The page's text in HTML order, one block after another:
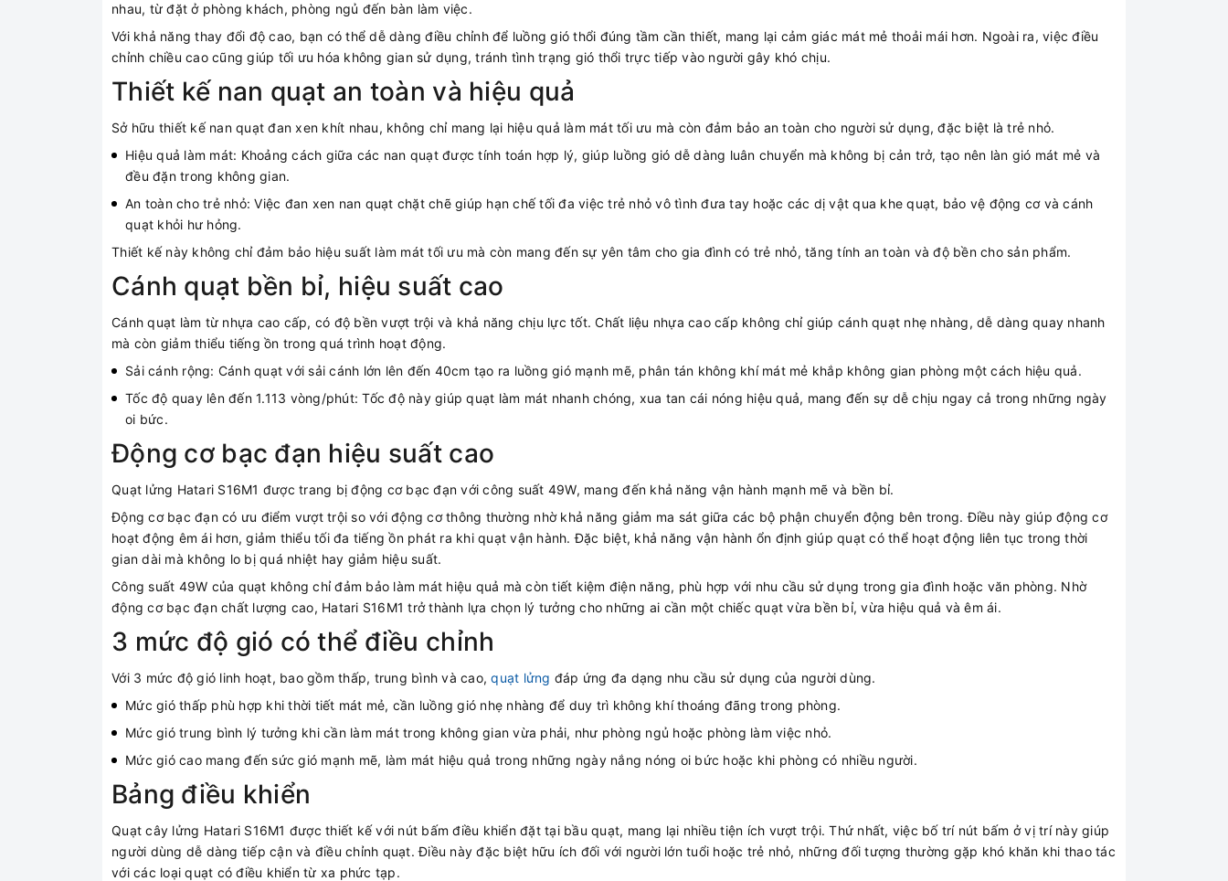
nhau, từ đặt ở phòng khách, phòng ngủ đến bàn làm việc.
Với khả năng thay đổi độ cao, bạn có thể dễ dàng điều chỉnh để luồng gió thổi đúng tầm cần thiết, mang lại cảm giác mát mẻ thoải mái hơn. Ngoài ra, việc điều
chỉnh chiều cao cũng giúp tối ưu hóa không gian sử dụng, tránh tình trạng gió thổi trực tiếp vào người gây khó chịu.
Thiết kế nan quạt an toàn và hiệu quả
Sở hữu thiết kế nan quạt đan xen khít nhau, không chỉ mang lại hiệu quả làm mát tối ưu mà còn đảm bảo an toàn cho người sử dụng, đặc biệt là trẻ nhỏ.
Hiệu quả làm mát: Khoảng cách giữa các nan quạt được tính toán hợp lý, giúp luồng gió dễ dàng luân chuyển mà không bị cản trở, tạo nên làn gió mát mẻ và
đều đặn trong không gian.
An toàn cho trẻ nhỏ: Việc đan xen nan quạt chặt chẽ giúp hạn chế tối đa việc trẻ nhỏ vô tình đưa tay hoặc các dị vật qua khe quạt, bảo vệ động cơ và cánh
quạt khỏi hư hỏng.
Thiết kế này không chỉ đảm bảo hiệu suất làm mát tối ưu mà còn mang đến sự yên tâm cho gia đình có trẻ nhỏ, tăng tính an toàn và độ bền cho sản phẩm.
Cánh quạt bền bỉ, hiệu suất cao
Cánh quạt làm từ nhựa cao cấp, có độ bền vượt trội và khả năng chịu lực tốt. Chất liệu nhựa cao cấp không chỉ giúp cánh quạt nhẹ nhàng, dễ dàng quay nhanh
mà còn giảm thiểu tiếng ồn trong quá trình hoạt động.
Sải cánh rộng: Cánh quạt với sải cánh lớn lên đến 40cm tạo ra luồng gió mạnh mẽ, phân tán không khí mát mẻ khắp không gian phòng một cách hiệu quả.
Tốc độ quay lên đến 1.113 vòng/phút: Tốc độ này giúp quạt làm mát nhanh chóng, xua tan cái nóng hiệu quả, mang đến sự dễ chịu ngay cả trong những ngày
oi bức.
Động cơ bạc đạn hiệu suất cao
Quạt lửng Hatari S16M1 được trang bị động cơ bạc đạn với công suất 49W, mang đến khả năng vận hành mạnh mẽ và bền bỉ.
Động cơ bạc đạn có ưu điểm vượt trội so với động cơ thông thường nhờ khả năng giảm ma sát giữa các bộ phận chuyển động bên trong. Điều này giúp động cơ
hoạt động êm ái hơn, giảm thiểu tối đa tiếng ồn phát ra khi quạt vận hành. Đặc biệt, khả năng vận hành ổn định giúp quạt có thể hoạt động liên tục trong thời
gian dài mà không lo bị quá nhiệt hay giảm hiệu suất.
Công suất 49W của quạt không chỉ đảm bảo làm mát hiệu quả mà còn tiết kiệm điện năng, phù hợp với nhu cầu sử dụng trong gia đình hoặc văn phòng. Nhờ
động cơ bạc đạn chất lượng cao, Hatari S16M1 trở thành lựa chọn lý tưởng cho những ai cần một chiếc quạt vừa bền bỉ, vừa hiệu quả và êm ái.
3 mức độ gió có thể điều chỉnh
Với 3 mức độ gió linh hoạt, bao gồm thấp, trung bình và cao,quạt lửng đáp ứng đa dạng nhu cầu sử dụng của người dùng.
Mức gió thấp phù hợp khi thời tiết mát mẻ, cần luồng gió nhẹ nhàng để duy trì không khí thoáng đãng trong phòng.
Mức gió trung bình lý tưởng khi cần làm mát trong không gian vừa phải, như phòng ngủ hoặc phòng làm việc nhỏ.
Mức gió cao mang đến sức gió mạnh mẽ, làm mát hiệu quả trong những ngày nắng nóng oi bức hoặc khi phòng có nhiều người.
Bảng điều khiển
Quạt cây lửng Hatari S16M1 được thiết kế với nút bấm điều khiển đặt tại bầu quạt, mang lại nhiều tiện ích vượt trội. Thứ nhất, việc bố trí nút bấm ở vị trí này giúp
người dùng dễ dàng tiếp cận và điều chỉnh quạt. Điều này đặc biệt hữu ích đối với người lớn tuổi hoặc trẻ nhỏ, những đối tượng thường gặp khó khăn khi thao tác
với các loại quạt có điều khiển từ xa phức tạp.